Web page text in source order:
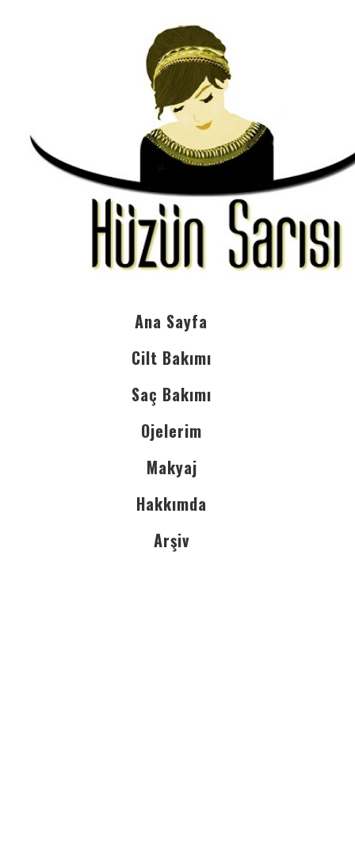
Ana Sayfa
Cilt Bakımı
Saç Bakımı
Ojelerim
Makyaj
Hakkımda
Arşiv